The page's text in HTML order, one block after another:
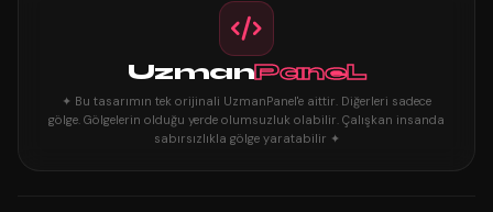
UzmanPaneL
✦ Bu tasarımın tek orijinali UzmanPanel'e aittir. Diğerleri sadece
gölge. Gölgelerin olduğu yerde olumsuzluk olabilir. Çalışkan insanda
sabırsızlıkla gölge yaratabilir ✦